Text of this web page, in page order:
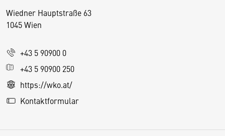
Wiedner Hauptstraße 63
1045 Wien
+43 5 90900 0
+43 5 90900 250
https://wko.at/
Kontaktformular
D
s
e
S
e